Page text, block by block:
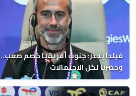
فيلدا يحذر: جنوب أفريقيا خصم صعب..
وحضرنا لكل الاحتمالات